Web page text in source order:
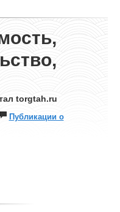
torgtah.ru
Публикации о